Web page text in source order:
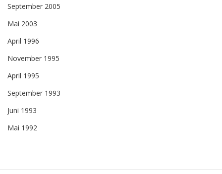
September 2005
Mai 2003
April 1996
November 1995
April 1995
September 1993
Juni 1993
Mai 1992